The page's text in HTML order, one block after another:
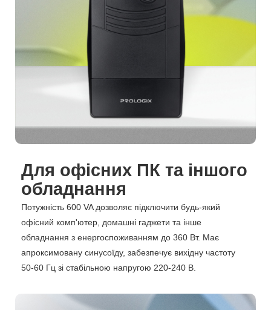
Для офісних ПК та іншого
обладнання
Потужність 600 VA дозволяє підключити будь-який
офісний комп'ютер, домашні гаджети та інше
обладнання з енергоспоживанням до 360 Вт. Має
апроксимовану синусоїду, забезпечує вихідну частоту
50-60 Гц зі стабільною напругою 220-240 В.